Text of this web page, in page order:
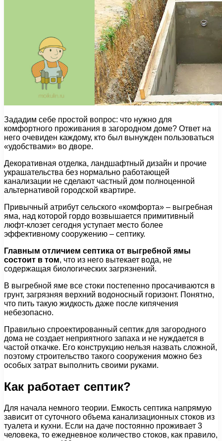
Зададим себе простой вопрос: что нужно для
комфортного проживания в загородном доме? Ответ на
него очевиден каждому, кто был вынужден пользоваться
«удобствами» во дворе.
Декоративная отделка, ландшафтный дизайн и прочие
украшательства без нормально работающей
канализации не сделают частный дом полноценной
альтернативой городской квартире.
Привычный атрибут сельского «комфорта» – выгребная
яма, над которой гордо возвышается примитивный
люфт-клозет сегодня уступает место более
эффективному сооружению – септику.
Главным отличием септика от выгребной ямы
состоит в том, что из него вытекает вода, не
содержащая биологических загрязнений.
В выгребной яме все стоки постепенно просачиваются в
грунт, загрязняя верхний водоносный горизонт. Понятно,
что пить такую жидкость даже после кипячения
небезопасно.
Правильно спроектированный септик для загородного
дома не создает неприятного запаха и не нуждается в
частой откачке. Его конструкцию нельзя назвать сложной,
поэтому строительство такого сооружения можно без
особых затрат выполнить своими руками.
Как работает септик?
Для начала немного теории. Емкость септика напрямую
зависит от суточного объема канализационных стоков из
туалета и кухни. Если на даче постоянно проживает 3
человека, то ежедневное количество стоков, как правило,